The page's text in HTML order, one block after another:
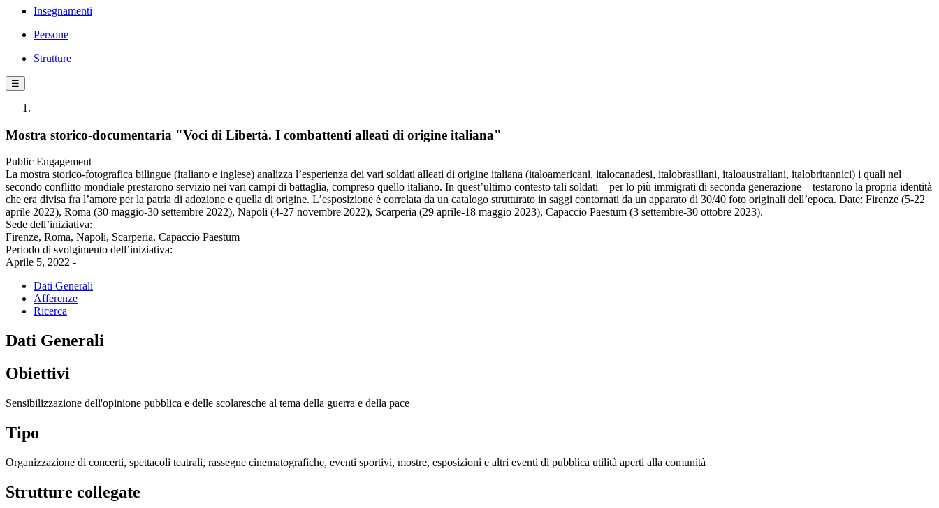
Insegnamenti
Persone
Strutture
☰
Mostra storico-documentaria "Voci di Libertà. I combattenti alleati di origine italiana"
Public Engagement
La mostra storico-fotografica bilingue (italiano e inglese) analizza l’esperienza dei vari soldati alleati di origine italiana (italoamericani, italocanadesi, italobrasiliani, italoaustraliani, italobritannici) i quali nel
secondo conflitto mondiale prestarono servizio nei vari campi di battaglia, compreso quello italiano. In quest’ultimo contesto tali soldati – per lo più immigrati di seconda generazione – testarono la propria identità
che era divisa fra l’amore per la patria di adozione e quella di origine. L’esposizione è correlata da un catalogo strutturato in saggi contornati da un apparato di 30/40 foto originali dell’epoca. Date: Firenze (5-22
aprile 2022), Roma (30 maggio-30 settembre 2022), Napoli (4-27 novembre 2022), Scarperia (29 aprile-18 maggio 2023), Capaccio Paestum (3 settembre-30 ottobre 2023).
Sede dell’iniziativa:
Firenze, Roma, Napoli, Scarperia, Capaccio Paestum
Periodo di svolgimento dell’iniziativa:
Aprile 5, 2022 -
Dati Generali
Afferenze
Ricerca
Dati Generali
Obiettivi
Sensibilizzazione dell'opinione pubblica e delle scolaresche al tema della guerra e della pace
Tipo
Organizzazione di concerti, spettacoli teatrali, rassegne cinematografiche, eventi sportivi, mostre, esposizioni e altri eventi di pubblica utilità aperti alla comunità
Strutture collegate